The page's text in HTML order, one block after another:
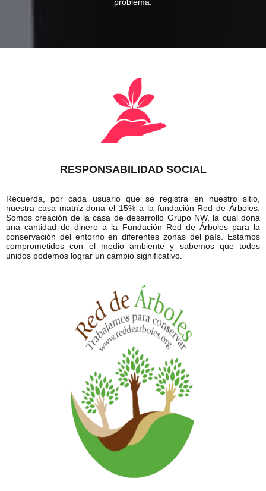
problema.
RESPONSABILIDAD SOCIAL
Recuerda, por cada usuario que se registra en nuestro sitio,
nuestra casa matríz dona el 15% a la fundación Red de Árboles.
Somos creación de la casa de desarrollo Grupo NW, la cual dona
una cantidad de dinero a la Fundación Red de Árboles para la
conservación del entorno en diferentes zonas del país. Estamos
comprometidos con el medio ambiente y sabemos que todos
unidos podemos lograr un cambio significativo.